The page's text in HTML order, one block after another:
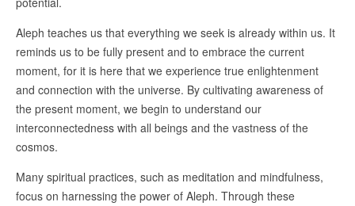
Aleph teaches us that everything we seek is already within us. It
reminds us to be fully present and to embrace the current
moment, for it is here that we experience true enlightenment
and connection with the universe. By cultivating awareness of
the present moment, we begin to understand our
interconnectedness with all beings and the vastness of the
cosmos.
Many spiritual practices, such as meditation and mindfulness,
focus on harnessing the power of Aleph. Through these